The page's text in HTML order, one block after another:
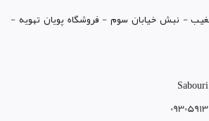
- نبش خيابان سوم - فروشگاه پويان تهويه -